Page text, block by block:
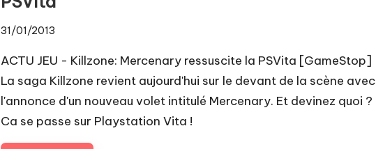
31/01/2013
ACTU JEU - Killzone: Mercenary ressuscite la PSVita [GameStop]
La saga Killzone revient aujourd'hui sur le devant de la scène avec
l'annonce d'un nouveau volet intitulé Mercenary. Et devinez quoi ?
Ca se passe sur Playstation Vita !